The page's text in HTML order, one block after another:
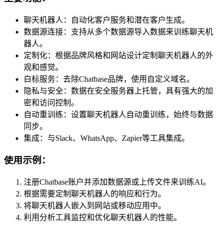
聊天机器人：自动化客户服务和潜在客户生成。
数据源连接：支持从多个数据源导入数据来训练聊天机
器人。
定制化：根据品牌风格和网站设计定制聊天机器人的外
观和感觉。
白标服务：去除Chatbase品牌，使用自定义域名。
隐私与安全：数据在安全服务器上托管，具有强大的加
密和访问控制。
自动重训练：设置聊天机器人自动重训练，始终与数据
同步。
集成：与Slack、WhatsApp、Zapier等工具集成。
使用示例：
注册Chatbase账户并添加数据源或上传文件来训练AI。
根据需要定制聊天机器人的响应和行为。
将聊天机器人嵌入到网站或移动应用中。
利用分析工具监控和优化聊天机器人的性能。